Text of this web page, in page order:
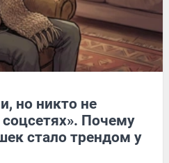
но никто не
Почему
стало трендом у